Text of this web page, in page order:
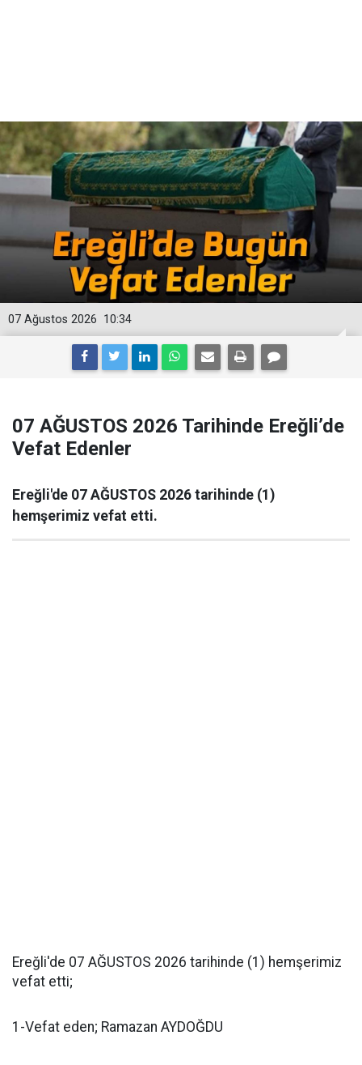
10:34
07 Ağustos 2026
07 AĞUSTOS 2026 Tarihinde Ereğli’de
Vefat Edenler
Ereğli'de 07 AĞUSTOS 2026 tarihinde (1)
hemşerimiz vefat etti.
Ereğli'de 07 AĞUSTOS 2026 tarihinde (1) hemşerimiz
vefat etti;
1-Vefat eden; Ramazan AYDOĞDU